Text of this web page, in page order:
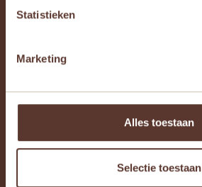
Statistieken
Marketing
Alles toestaan
Selectie toestaan
BTW: NL005098213B66
Educatief speelgoed
Magneet- en voelboeken
Sensorisch speelgoed